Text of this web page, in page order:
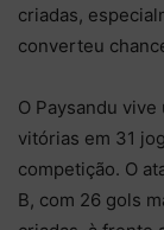
criadas,
converteu
O Paysandu
vitórias em 31
competição. O
B, com 26 gols